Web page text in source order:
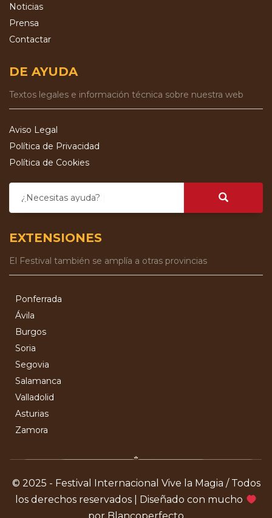
Noticias
Prensa
Contactar
DE AYUDA
Textos legales e información técnica sobre nuestra web
Aviso Legal
Política de Privacidad
Política de Cookies
¿Necesitas ayuda?
EXTENSIONES
El Festival también se amplía a otras provincias
Ponferrada
Ávila
Burgos
Soria
Segovia
Salamanca
Valladolid
Asturias
Zamora
© 2025 - Festival Internacional Vive la Magia / Todos
los derechos reservados | Diseñado con mucho